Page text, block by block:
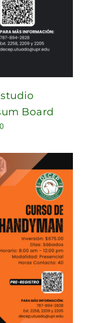
Board
is:
$675.00.